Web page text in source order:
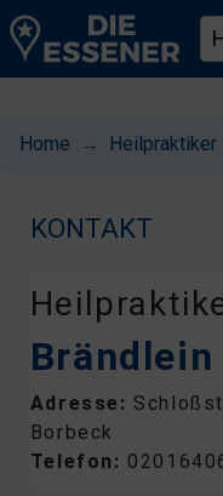
Home Heilpraktiker
KONTAKT
Brändlein
Adresse:
Borbeck
Telefon: